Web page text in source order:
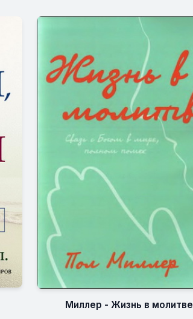
Миллер - Жизнь в молитве